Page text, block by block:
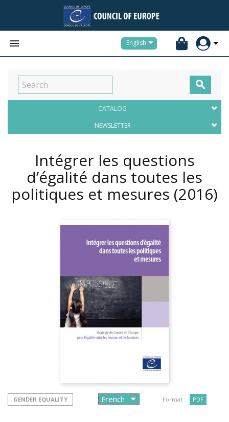
 English

CATALOG
NEWSLETTER
Intégrer les questions
d’égalité dans toutes les
politiques et mesures (2016)
GENDER EQUALITY Format : PDF